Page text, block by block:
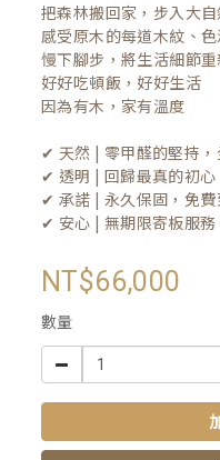
把森林搬回家，步入大
感受原木的每道木紋、
慢下腳步，將生活細節
好好吃頓飯，好好生活
因為有木，家有溫度
✔ 天然 | 零甲醛的堅持
✔ 透明 | 回歸最真的初
✔ 承諾 | 永久保固，免費
✔ 安心 | 無期限寄板服
NT$66,000
數量